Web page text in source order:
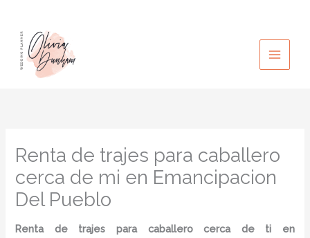
contenido
Renta de trajes para caballero
cerca de mi en Emancipacion
Del Pueblo
Renta de trajes para caballero cerca de ti en